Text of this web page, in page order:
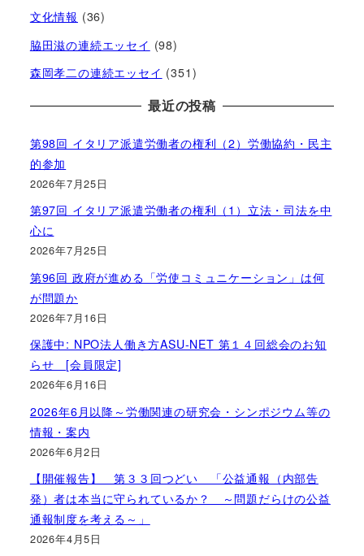
文化情報 (36)
脇田滋の連続エッセイ (98)
森岡孝二の連続エッセイ (351)
最近の投稿
第98回 イタリア派遣労働者の権利（2）労働協約・民主
的参加
2026年7月25日
第97回 イタリア派遣労働者の権利（1）立法・司法を中
心に
2026年7月25日
第96回 政府が進める「労使コミュニケーション」は何
が問題か
2026年7月16日
保護中: NPO法人働き方ASU-NET 第１４回総会のお知
らせ [会員限定]
2026年6月16日
2026年6月以降～労働関連の研究会・シンポジウム等の
情報・案内
2026年6月2日
【開催報告】 第３３回つどい 「公益通報（内部告
発）者は本当に守られているか？ ～問題だらけの公益
通報制度を考える～」
2026年4月5日